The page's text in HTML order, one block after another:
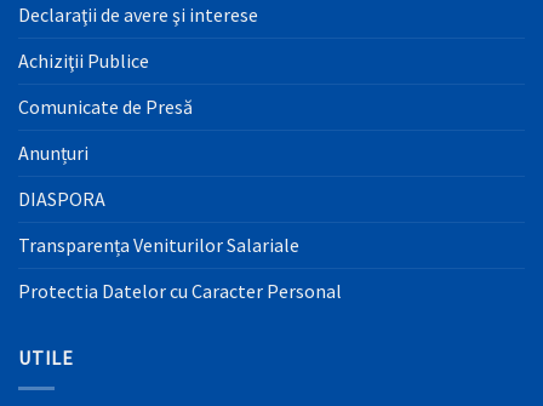
Declaraţii de avere şi interese
Achiziţii Publice
Comunicate de Presă
Anunțuri
DIASPORA
Transparența Veniturilor Salariale
Protectia Datelor cu Caracter Personal
UTILE